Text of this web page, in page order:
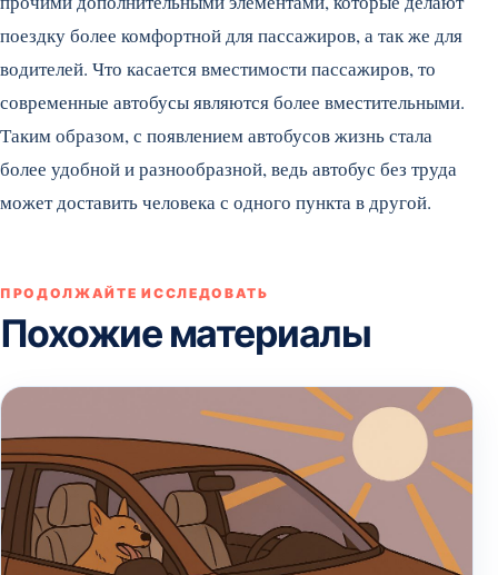
поездку более комфортной для пассажиров, а так же для
водителей. Что касается вместимости пассажиров, то
современные автобусы являются более вместительными.
Таким образом, с появлением автобусов жизнь стала
более удобной и разнообразной, ведь автобус без труда
может доставить человека с одного пункта в другой.
ПРОДОЛЖАЙТЕ ИССЛЕДОВАТЬ
Похожие материалы